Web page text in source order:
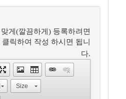
게(깔끔하게) 등록하려면
릭하여 작성 하시면 됩니
다.
Size